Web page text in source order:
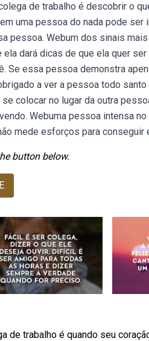
de trabalho é descobrir o
uma pessoa do nada pode ser
pessoa. Webum dos sinais
dará dicas de que ela quer ser
Se essa pessoa demonstra
a ver a pessoa todo
colocar no lugar da outra
Webuma pessoa intensa no
mede esforços para conseguir
button below.
de trabalho é quando seu